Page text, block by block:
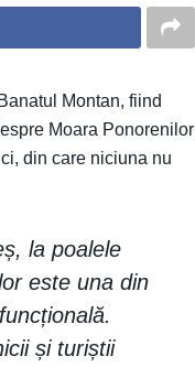
Montan, fiind
Moara Ponorenilor
din care niciuna nu
la poalele
este una din
și turiștii